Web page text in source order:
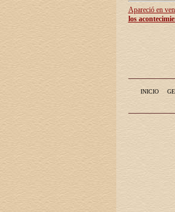
Apareció en
los
INICIO